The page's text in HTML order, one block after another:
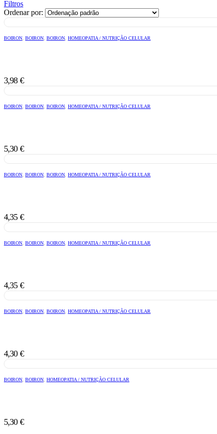
Filtros
Ordenar por:
BOIRON BOIRON BOIRON HOMEOPATIA / NUTRIÇÃO CELULAR
3,98 €
BOIRON BOIRON BOIRON HOMEOPATIA / NUTRIÇÃO CELULAR
5,30 €
BOIRON BOIRON BOIRON HOMEOPATIA / NUTRIÇÃO CELULAR
4,35 €
BOIRON BOIRON BOIRON HOMEOPATIA / NUTRIÇÃO CELULAR
4,35 €
BOIRON BOIRON BOIRON HOMEOPATIA / NUTRIÇÃO CELULAR
4,30 €
BOIRON BOIRON HOMEOPATIA / NUTRIÇÃO CELULAR
5,30 €